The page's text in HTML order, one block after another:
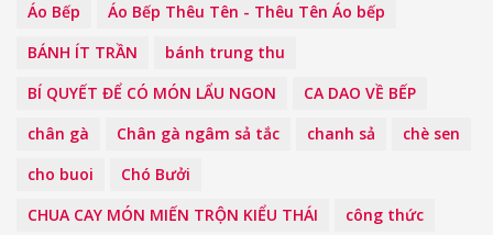
Áo Bếp
Áo Bếp Thêu Tên - Thêu Tên Áo bếp
BÁNH ÍT TRẦN
bánh trung thu
BÍ QUYẾT ĐỂ CÓ MÓN LẨU NGON
CA DAO VỀ BẾP
chân gà
Chân gà ngâm sả tắc chanh sả
chè sen
cho buoi
Chó Bưởi
CHUA CAY MÓN MIẾN TRỘN KIỂU THÁI
công thức